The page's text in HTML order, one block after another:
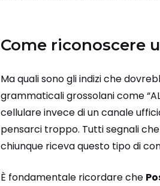
Come riconoscere
Ma quali sono gli indizi che
grammaticali grossolani come
cellulare invece di un canale
pensarci troppo. Tutti segnali
chiunque riceva questo tipo di
È fondamentale ricordare che